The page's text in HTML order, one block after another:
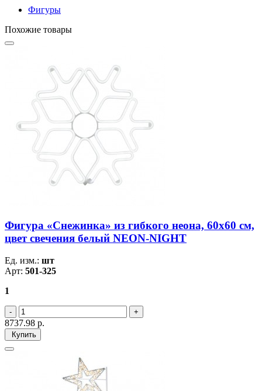
Фигуры
Похожие товары
Фигура «Снежинка» из гибкого неона, 60х60 см,
цвет свечения белый NEON-NIGHT
Ед. изм.: шт
Арт: 501-325
1
8737.98 р.
Купить